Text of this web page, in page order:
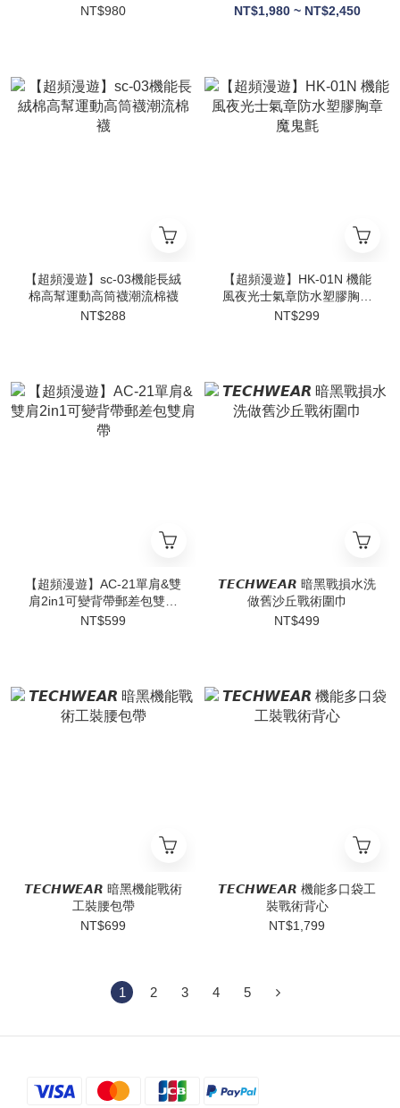
運動透氣圍脖面罩
NT$980
外拓展褲裝圍裙
NT$1,980 ~ NT$2,450
【超頻漫遊】sc-03機能長絨
棉高幫運動高筒襪潮流棉襪
NT$288
【超頻漫遊】HK-01N 機能
風夜光士氣章防水塑膠胸章
魔鬼氈
NT$299
【超頻漫遊】AC-21單肩&雙
肩2in1可變背帶郵差包雙肩
帶
NT$599
𝙏𝙀𝘾𝙃𝙒𝙀𝘼𝙍 暗黑戰損水洗
做舊沙丘戰術圍巾
NT$499
𝙏𝙀𝘾𝙃𝙒𝙀𝘼𝙍 暗黑機能戰術
工裝腰包帶
NT$699
𝙏𝙀𝘾𝙃𝙒𝙀𝘼𝙍 機能多口袋工
裝戰術背心
NT$1,799
1 2 3 4 5